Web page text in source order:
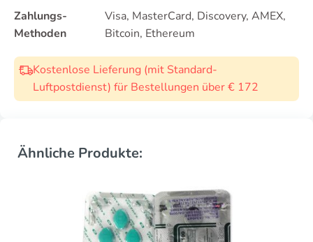
Zahlungs-
Methoden
Visa, MasterCard, Discovery, AMEX,
Bitcoin, Ethereum
Kostenlose Lieferung (mit Standard-
Luftpostdienst) für Bestellungen über € 172
Ähnliche Produkte: